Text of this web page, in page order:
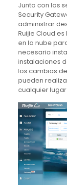
Junto con los
Security
administrar
Ruijie Cloud
en la nube
necesario
instalaciones
los cambios
pueden
cualquier